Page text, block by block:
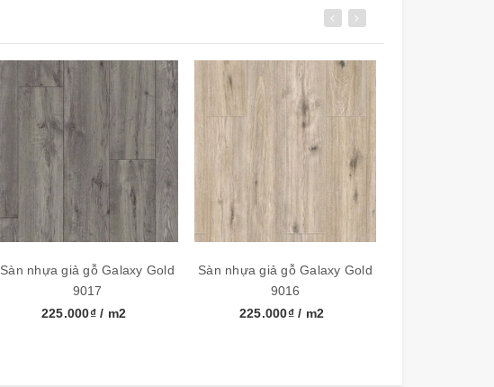
Sàn nhựa giả gỗ Galaxy Gold
9017
225.000₫/ m2
Sàn nhựa giả gỗ Galaxy Gold
9016
225.000₫/ m2